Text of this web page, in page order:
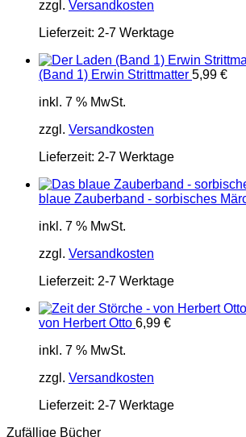
zzgl. Versandkosten
Lieferzeit: 2-7 Werktage
(Band 1) Erwin Strittmatter 5,99 €
inkl. 7 % MwSt.
zzgl. Versandkosten
Lieferzeit: 2-7 Werktage
blaue Zauberband - sorbisches
inkl. 7 % MwSt.
zzgl. Versandkosten
Lieferzeit: 2-7 Werktage
von Herbert Otto 6,99 €
inkl. 7 % MwSt.
zzgl. Versandkosten
Lieferzeit: 2-7 Werktage
Zufällige Bücher